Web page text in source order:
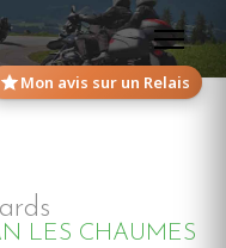
Mon avis sur un Relais
LES CHAUMES